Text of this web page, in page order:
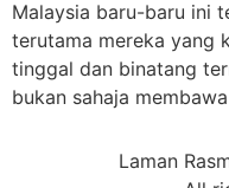
Malaysia baru-baru ini
terutama mereka yang
tinggal dan binatang
bukan sahaja
Laman